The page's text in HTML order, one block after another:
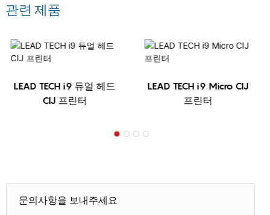
관련 제품
LEAD TECH i9 듀얼 헤드
CIJ 프린터
LEAD TECH i9 Micro CIJ
프린터
문의사항을 보내주세요